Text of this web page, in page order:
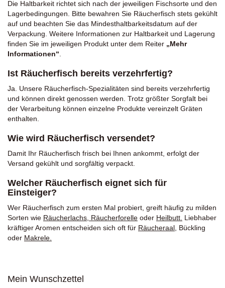
Die Haltbarkeit richtet sich nach der jeweiligen Fischsorte und den
Lagerbedingungen. Bitte bewahren Sie Räucherfisch stets gekühlt
auf und beachten Sie das Mindesthaltbarkeitsdatum auf der
Verpackung. Weitere Informationen zur Haltbarkeit und Lagerung
finden Sie im jeweiligen Produkt unter dem Reiter „Mehr
Informationen“
Ist Räucherfisch bereits verzehrfertig?
Ja. Unsere Räucherfisch-Spezialitäten sind bereits verzehrfertig
und können direkt genossen werden. Trotz größter Sorgfalt bei
der Verarbeitung können einzelne Produkte vereinzelt Gräten
enthalten.
Wie wird Räucherfisch versendet?
Damit Ihr Räucherfisch frisch bei Ihnen ankommt, erfolgt der
Versand gekühlt und sorgfältig verpackt.
Welcher Räucherfisch eignet sich für
Einsteiger?
Wer Räucherfisch zum ersten Mal probiert, greift häufig zu milden
Sorten wie Räucherlachs Räucherforelle oder Heilbutt Liebhaber
kräftiger Aromen entscheiden sich oft für Räucheraal Bückling
oder Makrele
Mein Wunschzettel